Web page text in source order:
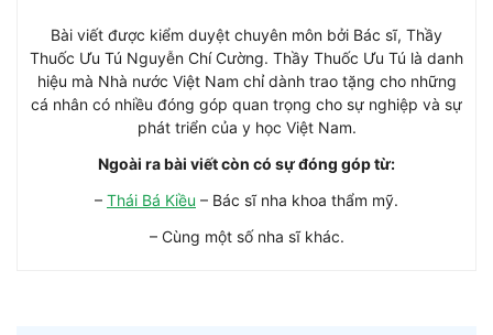
Bài viết được kiểm duyệt chuyên môn bởi Bác sĩ, Thầy
Thuốc Ưu Tú Nguyễn Chí Cường. Thầy Thuốc Ưu Tú là danh
hiệu mà Nhà nước Việt Nam chỉ dành trao tặng cho những
cá nhân có nhiều đóng góp quan trọng cho sự nghiệp và sự
phát triển của y học Việt Nam.
Ngoài ra bài viết còn có sự đóng góp từ:
– Thái Bá Kiều – Bác sĩ nha khoa thẩm mỹ.
– Cùng một số nha sĩ khác.